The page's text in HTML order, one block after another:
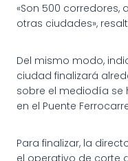
«Son 500 corredores,
otras ciudades»,
Del mismo modo,
ciudad finalizará
sobre el mediodía se
en el Puente
Para finalizar, la
el operativo de corte